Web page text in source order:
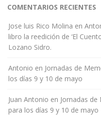
COMENTARIOS RECIENTES
Jose luis Rico Molina en
libro la reedición de ‘El
Lozano Sidro.
Antonio en Jornadas de
los días 9 y 10 de mayo
Juan Antonio en Jornadas
para los días 9 y 10 de mayo